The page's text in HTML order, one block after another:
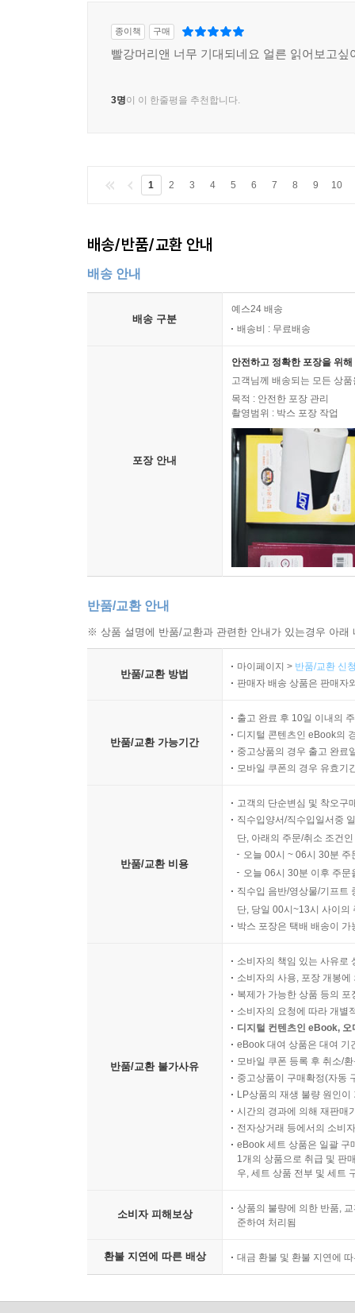
종이책 구매
빨강머리앤 너무 기대되네요 얼른 읽어보고싶
3명이 이 한줄평을 추천합니다.
1 2 3 4 5 6 7 8 9 10
배송/반품/교환 안내
배송 안내
배송 구분
예스24 배송
배송비 : 무료배송
포장 안내
안전하고 정확한 포장을 위
고객님께 배송되는 모든 상
목적 : 안전한 포장 관리
촬영범위 : 박스 포장 작업
반품/교환 안내
※ 상품 설명에 반품/교환과 관련한 안내가 있는경우 아
반품/교환 방법
마이페이지 > 반품/교환 신
판매자 배송 상품은 판매자
반품/교환 가능기간
출고 완료 후 10일 이내의
디지털 콘텐츠인 eBook의
중고상품의 경우 출고 완료
모바일 쿠폰의 경우 유효기
반품/교환 비용
고객의 단순변심 및 착오구
직수입양서/직수입일서중
단, 아래의 주문/취소 조건
오늘 00시 ~ 06시 30분
오늘 06시 30분 이후 주
직수입 음반/영상물/기프트
단, 당일 00시~13시 사이의
박스 포장은 택배 배송이
반품/교환 불가사유
소비자의 책임 있는 사유로
소비자의 사용, 포장 개봉
복제가 가능한 상품 등의
소비자의 요청에 따라 개별
디지털 컨텐츠인 eBook,
eBook 대여 상품은 대여 기
모바일 쿠폰 등록 후 취소/
중고상품이 구매확정(자동
LP상품의 재생 불량 원인
시간의 경과에 의해 재판매
전자상거래 등에서의 소비
eBook 세트 상품은 일괄 구
1개의 상품으로 취급 및 판
우, 세트 상품 전부 및 세트
소비자 피해보상
상품의 불량에 의한 반품,
준하여 처리됨
환불 지연에 따른 배상 대금 환불 및 환불 지연에